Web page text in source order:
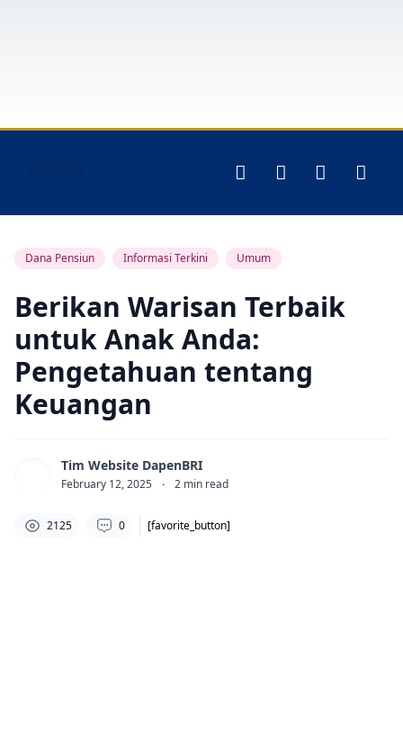
Dana Pensiun Informasi Terkini Umum
Berikan Warisan Terbaik
untuk Anak Anda:
Pengetahuan tentang
Keuangan
Tim Website DapenBRI
February 12, 2025 · 2 min read
2125 0 [favorite_button]